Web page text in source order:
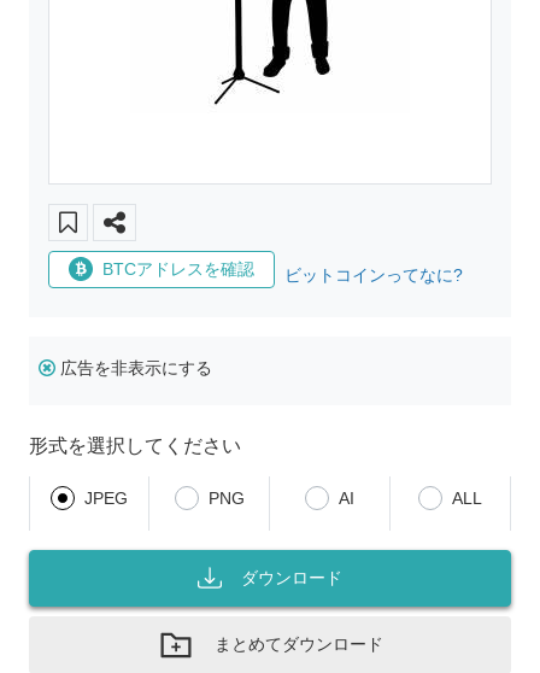
BTCアドレスを確認 ビットコインってなに?
広告を非表示にする
形式を選択してください
JPEG PNG AI ALL
ダウンロード
まとめてダウンロード